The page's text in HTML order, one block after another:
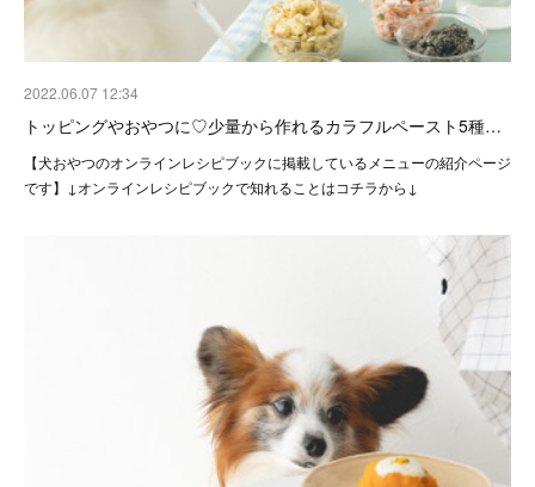
2022.06.07 12:34
トッピングやおやつに♡少量から作れるカラフルペースト5種…
【犬おやつのオンラインレシピブックに掲載しているメニューの紹介ページ
です】↓オンラインレシピブックで知れることはコチラから↓